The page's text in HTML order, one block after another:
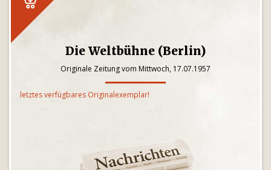
Die Weltbühne (Berlin)
Originale Zeitung vom Mittwoch, 17.07.1957
letztes verfügbares Originalexemplar!